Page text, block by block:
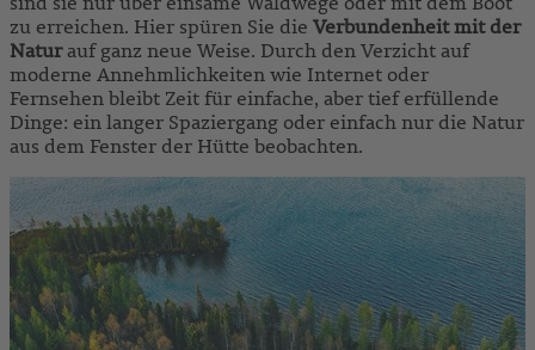
zu erreichen. Hier spüren Sie die Verbundenheit mit der
Naturauf ganz neue Weise. Durch den Verzicht auf
moderne Annehmlichkeiten wie Internet oder
Fernsehen bleibt Zeit für einfache, aber tief erfüllende
Dinge: ein langer Spaziergang oder einfach nur die Natur
aus dem Fenster der Hütte beobachten.